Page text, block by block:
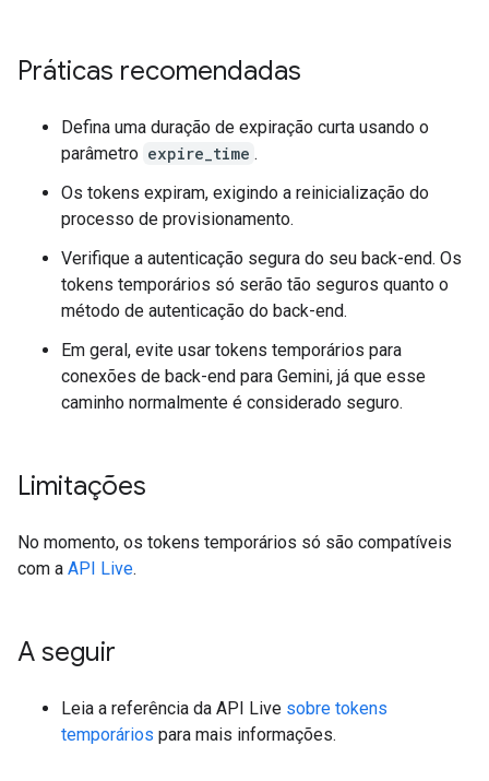
Práticas recomendadas
Defina uma duração de expiração curta usando o
parâmetro expire_time .
Os tokens expiram, exigindo a reinicialização do
processo de provisionamento.
Verifique a autenticação segura do seu back-end. Os
tokens temporários só serão tão seguros quanto o
método de autenticação do back-end.
Em geral, evite usar tokens temporários para
conexões de back-end para Gemini, já que esse
caminho normalmente é considerado seguro.
Limitações
No momento, os tokens temporários só são compatíveis
com a API Live.
A seguir
Leia a referência da API Live sobre tokens
temporários para mais informações.